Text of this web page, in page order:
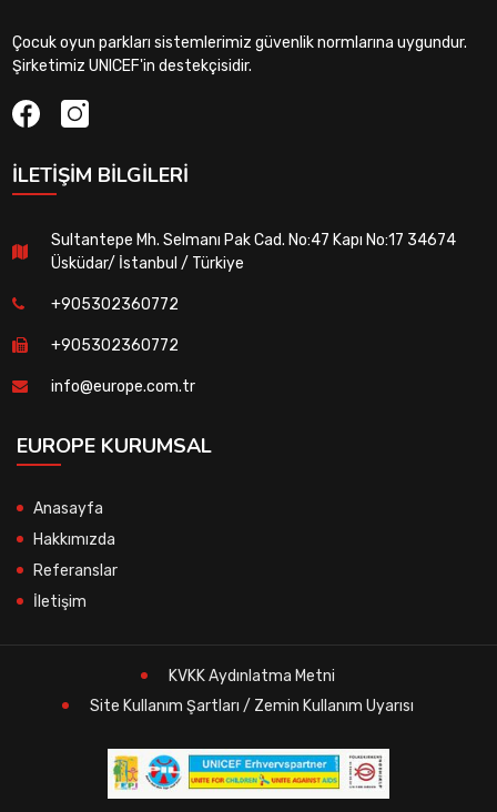
Çocuk oyun parkları sistemlerimiz güvenlik normlarına uygundur.
Şirketimiz UNICEF'in destekçisidir.
İLETIŞIM BILGILERI
Sultantepe Mh. Selmanı Pak Cad. No:47 Kapı No:17 34674
Üsküdar/ İstanbul / Türkiye
+905302360772
+905302360772
info@europe.com.tr
EUROPE KURUMSAL
Anasayfa
Hakkımızda
Referanslar
İletişim
KVKK Aydınlatma Metni
Site Kullanım Şartları / Zemin Kullanım Uyarısı